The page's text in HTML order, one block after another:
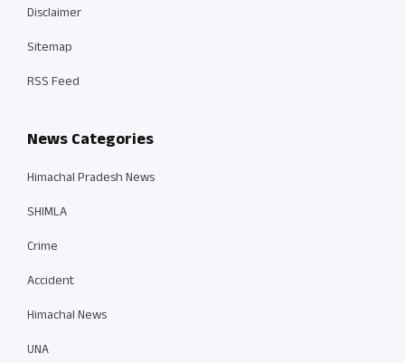
Disclaimer
Sitemap
RSS Feed
News Categories
Himachal Pradesh News
SHIMLA
Crime
Accident
Himachal News
UNA